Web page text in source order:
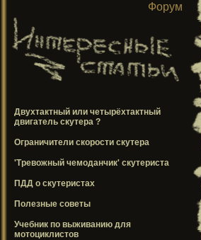
Форум
Двухтактный или четырёхтактный
двигатель скутера ?
Ограничители скорости скутера
'Тревожный чемоданчик' скутериста
ПДД о скутеристах
Полезные советы
Учебник по выживанию для
мотоциклистов